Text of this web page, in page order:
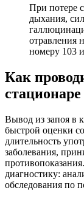
При потере
дыхания,
отравления
номеру 103
Как
стационаре
Вывод из запоя в
быстрой оценки
длительность
заболевания,
диагностику:
обследования по